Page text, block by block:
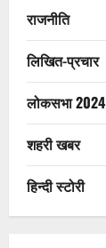
राजनीति
लिखित-प्रचार
लोकसभा 2024
शहरी खबर
हिन्दी स्टोरी